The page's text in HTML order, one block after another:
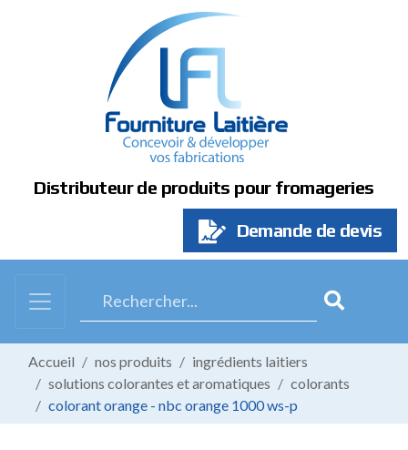
Distributeur de produits pour fromageries
Demande de devis
Accueil nos produits
ingrédients laitiers
solutions colorantes et aromatiques
colorants
colorant orange - nbc orange 1000 ws-p
Panneau de gestion des cookies